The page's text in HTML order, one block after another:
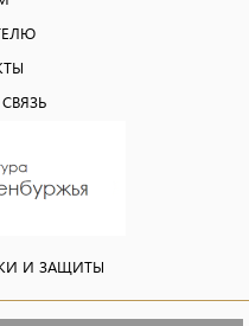
И ЗАЩИТЫ